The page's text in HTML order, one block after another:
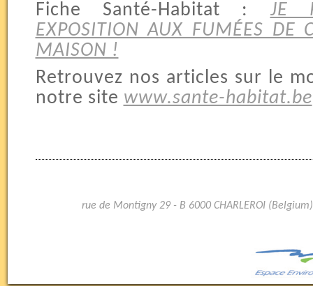
Fiche Santé-Habitat : JE
EXPOSITION AUX FUMÉES DE
MAISON !
Retrouvez nos articles sur le
notre site www.sante-habitat.be
rue de Montigny 29 - B 6000 CHARLEROI